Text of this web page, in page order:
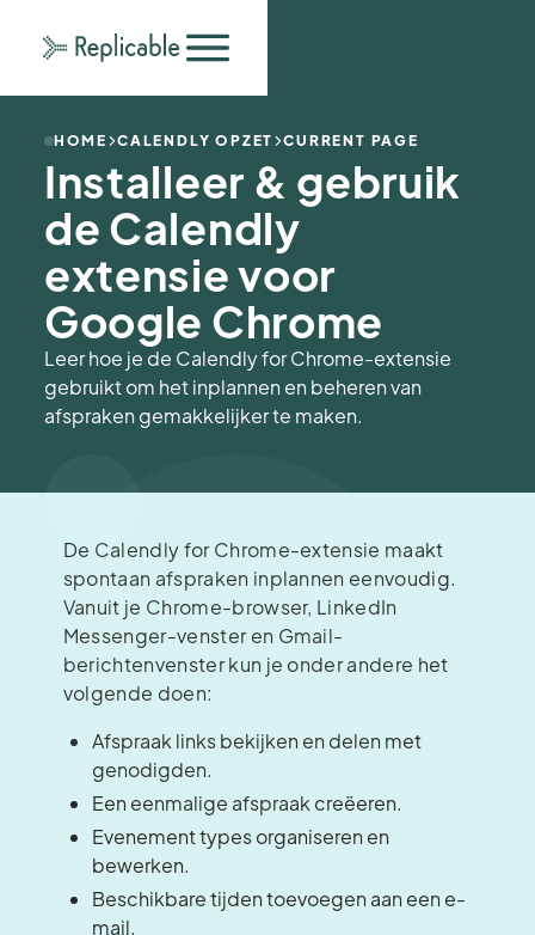
HOME CALENDLY OPZET CURRENT PAGE
Installeer & gebruik
de Calendly
extensie voor
Google Chrome
Leer hoe je de Calendly for Chrome-extensie
gebruikt om het inplannen en beheren van
afspraken gemakkelijker te maken.
De Calendly for Chrome-extensie maakt
spontaan afspraken inplannen eenvoudig.
Vanuit je Chrome-browser, LinkedIn
Messenger-venster en Gmail-
berichtenvenster kun je onder andere het
volgende doen:
Afspraak links bekijken en delen met
genodigden.
Een eenmalige afspraak creëeren.
Evenement types organiseren en
bewerken.
Beschikbare tijden toevoegen aan een e-
mail.